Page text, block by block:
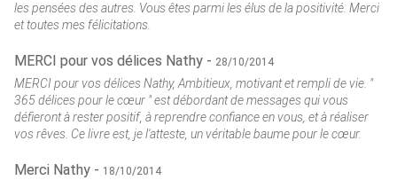
les pensées des autres. Vous êtes parmi les élus de la positivité. Merci
et toutes mes félicitations.
MERCI pour vos délices Nathy - 28/10/2014
MERCI pour vos délices Nathy, Ambitieux, motivant et rempli de vie. "
365 délices pour le cœur " est débordant de messages qui vous
défieront à rester positif, à reprendre confiance en vous, et à réaliser
vos rêves. Ce livre est, je l'atteste, un véritable baume pour le cœur.
Merci Nathy - 18/10/2014